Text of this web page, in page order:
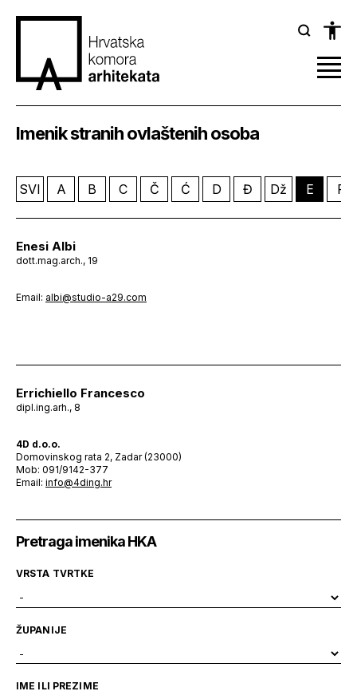
Imenik stranih ovlaštenih osoba
SVI A B C Č Ć D Đ Dž E F
Enesi Albi
dott.mag.arch., 19
Email: albi@studio-a29.com
Errichiello Francesco
dipl.ing.arh., 8
4D d.o.o.
Domovinskog rata 2, Zadar (23000)
Mob: 091/9142-377
Email: info@4ding.hr
Pretraga imenika HKA
VRSTA TVRTKE
ŽUPANIJE
IME ILI PREZIME